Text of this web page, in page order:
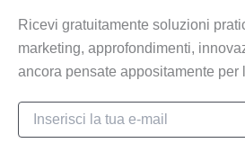
Ricevi gratuitamente soluzioni
marketing, approfondimenti,
ancora pensate appositamente per